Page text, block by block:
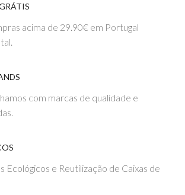
acima de 29.90€ em Portugal
com marcas de qualidade e
Ecológicos e Reutilização de Caixas de